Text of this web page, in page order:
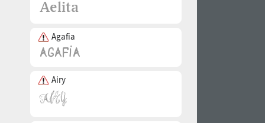
Agafia
Airy